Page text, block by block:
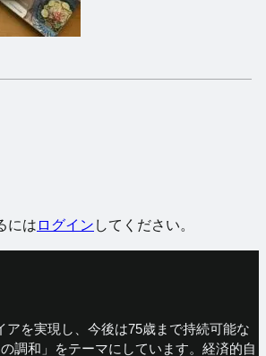
には ログイン してください。
アを実現し、今後は75歳まで持続可能な
調和」をテーマにしています。経済的自